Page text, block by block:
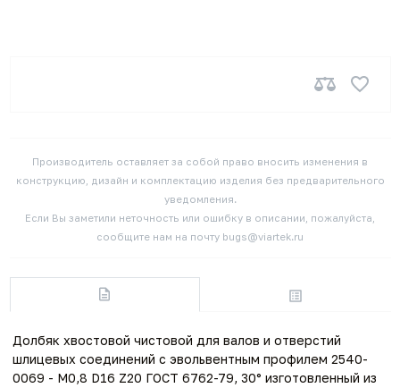
Производитель оставляет за собой право вносить изменения в
конструкцию, дизайн и комплектацию изделия без предварительного
уведомления.
Если Вы заметили неточность или ошибку в описании, пожалуйста,
сообщите нам на почту bugs@viartek.ru
Долбяк хвостовой чистовой для валов и отверстий
шлицевых соединений с эвольвентным профилем 2540-
0069 - M0,8 D16 Z20 ГОСТ 6762-79, 30° изготовленный из